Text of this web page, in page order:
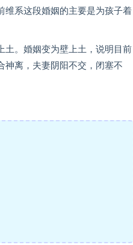
维系这段婚姻的主要是为孩子着
土。婚姻变为壁上土，说明目前
神离，夫妻阴阳不交，闭塞不